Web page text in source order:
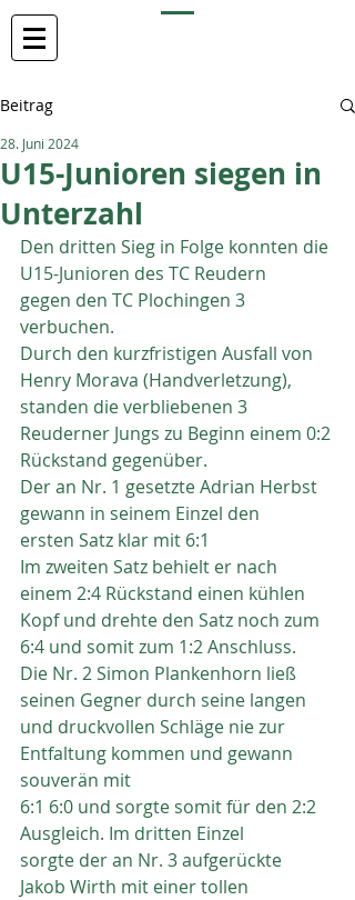
Beitrag
U15-Junioren siegen in
Unterzahl
28. Juni 2024
Den dritten Sieg in Folge konnten die
U15-Junioren des TC Reudern
gegen den TC Plochingen 3
verbuchen.
Durch den kurzfristigen Ausfall von
Henry Morava (Handverletzung),
standen die verbliebenen 3
Reuderner Jungs zu Beginn einem 0:2
Rückstand gegenüber.
Der an Nr. 1 gesetzte Adrian Herbst
gewann in seinem Einzel den
ersten Satz klar mit 6:1
Im zweiten Satz behielt er nach
einem 2:4 Rückstand einen kühlen
Kopf und drehte den Satz noch zum
6:4 und somit zum 1:2 Anschluss.
Die Nr. 2 Simon Plankenhorn ließ
seinen Gegner durch seine langen
und druckvollen Schläge nie zur
Entfaltung kommen und gewann
souverän mit
6:1 6:0 und sorgte somit für den 2:2
Ausgleich. Im dritten Einzel
sorgte der an Nr. 3 aufgerückte
Jakob Wirth mit einer tollen